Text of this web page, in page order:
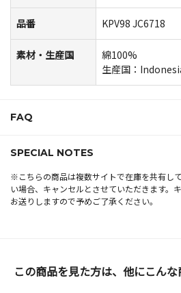
品番 KPV98 JC6718
素材・生産国
綿100%
生産国：
FAQ
SPECIAL NOTES
※こちらの商品は複数サイトで在庫を共有し
い場合、キャンセルとさせていただきます。
お送りしますので予めご了承ください。
この商品を見た方は、他にこん